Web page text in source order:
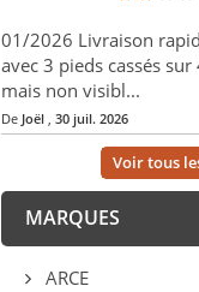
01/2026 Livraison
avec 3 pieds cassés
mais non visibl...
De Joël, 30 juil. 2026
Voir tous
MARQUES
ARCE